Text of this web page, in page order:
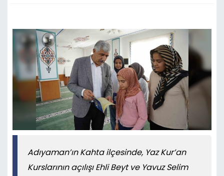
Adıyaman’ın Kahta ilçesinde, Yaz Kur’an
Kurslarının açılışı Ehli Beyt ve Yavuz Selim